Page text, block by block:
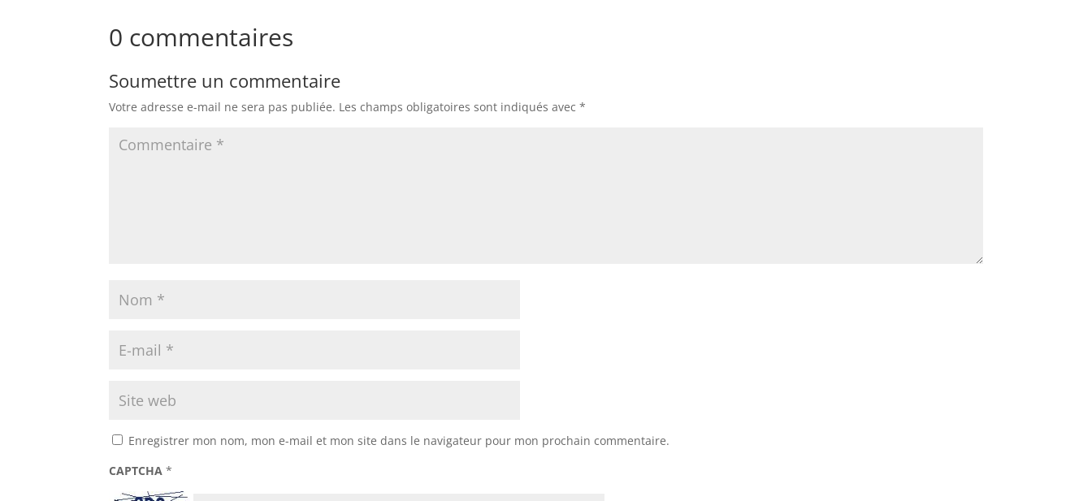
0 commentaires
Soumettre un commentaire
Votre adresse e-mail ne sera pas publiée. Les champs obligatoires sont indiqués avec*
Enregistrer mon nom, mon e-mail et mon site dans le navigateur pour mon prochain commentaire.
CAPTCHA*